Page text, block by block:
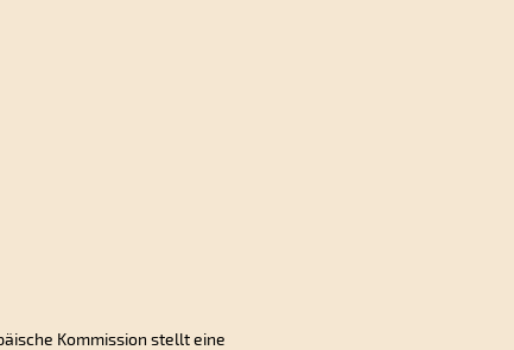
Kommission stellt eine